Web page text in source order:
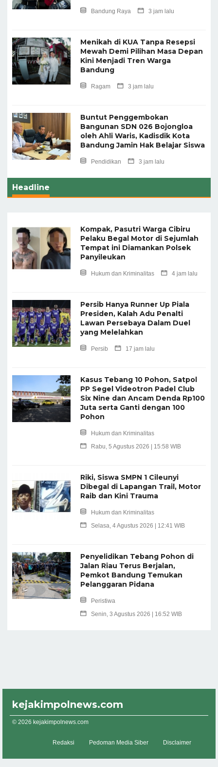
Bandung Raya 3 jam lalu
Menikah di KUA Tanpa Resepsi
Mewah Demi Pilihan Masa Depan
Kini Menjadi Tren Warga
Bandung
Ragam 3 jam lalu
Buntut Penggembokan
Bangunan SDN 026 Bojongloa
oleh Ahli Waris, Kadisdik Kota
Bandung Jamin Hak Belajar Siswa
Pendidikan 3 jam lalu
Headline
Kompak, Pasutri Warga Cibiru
Pelaku Begal Motor di Sejumlah
Tempat ini Diamankan Polsek
Panyileukan
Hukum dan Kriminalitas 4 jam lalu
Persib Hanya Runner Up Piala
Presiden, Kalah Adu Penalti
Lawan Persebaya Dalam Duel
yang Melelahkan
Persib 17 jam lalu
Kasus Tebang 10 Pohon, Satpol
PP Segel Videotron Padel Club
Six Nine dan Ancam Denda Rp100
Juta serta Ganti dengan 100
Pohon
Hukum dan Kriminalitas
Rabu, 5 Agustus 2026 | 15:58 WIB
Riki, Siswa SMPN 1 Cileunyi
Dibegal di Lapangan Trail, Motor
Raib dan Kini Trauma
Hukum dan Kriminalitas
Selasa, 4 Agustus 2026 | 12:41 WIB
Penyelidikan Tebang Pohon di
Jalan Riau Terus Berjalan,
Pemkot Bandung Temukan
Pelanggaran Pidana
Peristiwa
Senin, 3 Agustus 2026 | 16:52 WIB
kejakimpolnews.com
© 2026 kejakimpolnews.com
Redaksi Pedoman Media Siber Disclaimer